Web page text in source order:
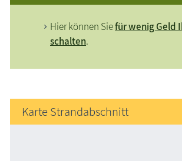
Hier können Siefür wenig Geld
schalten.
Karte Strandabschnitt